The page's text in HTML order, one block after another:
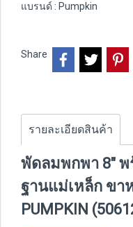
แบรนด์ : Pumpkin
Share
รายละเอียดสินค้า
พัดลมพกพา 8" พ
ฐานแม่เหล็ก ขา
PUMPKIN